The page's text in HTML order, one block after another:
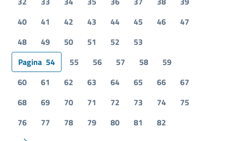
40
41 42 43 44 45 46
47
48
49 50 51 52
53
Pagina 54 55 56 57 58
59
60
61 62 63 64 65 66
67
68
69 70 71 72 73 74
75
76
77 78 79 80 81 82